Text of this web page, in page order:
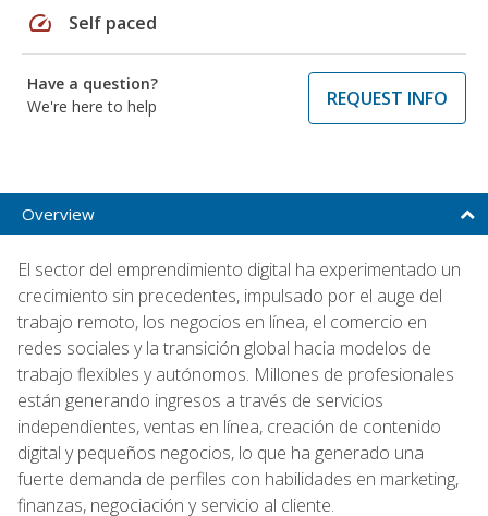
speed Self paced
Have a question?
We're here to help
REQUEST INFO
Overview
El sector del emprendimiento digital ha experimentado un
crecimiento sin precedentes, impulsado por el auge del
trabajo remoto, los negocios en línea, el comercio en
redes sociales y la transición global hacia modelos de
trabajo flexibles y autónomos. Millones de profesionales
están generando ingresos a través de servicios
independientes, ventas en línea, creación de contenido
digital y pequeños negocios, lo que ha generado una
fuerte demanda de perfiles con habilidades en marketing,
finanzas, negociación y servicio al cliente.